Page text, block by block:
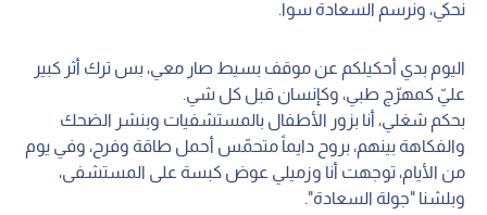
نحكي، ونرسم السعادة سوا.
اليوم بدي أحكيلكم عن موقف بسيط صار معي، بس ترك أثر كبير
عليّ كمهرّج طبي، وكإنسان قبل كل شي.
بحكم شغلي، أنا بزور الأطفال بالمستشفيات وبنشر الضحك
والفكاهة بينهم، بروح دايماً متحمّس أحمل طاقة وفرح، وفي يوم
من الأيام، توجهت أنا وزميلي عوض كبسة على المستشفى،
وبلشنا "جولة السعادة".